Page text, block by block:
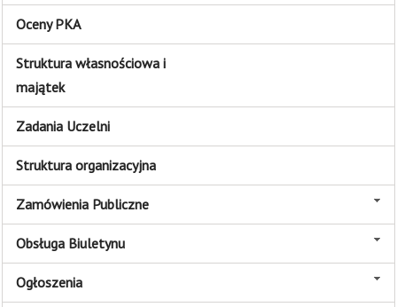
Oceny PKA
Struktura własnościowa i
majątek
Zadania Uczelni
Struktura organizacyjna
Zamówienia Publiczne
Obsługa Biuletynu
Ogłoszenia